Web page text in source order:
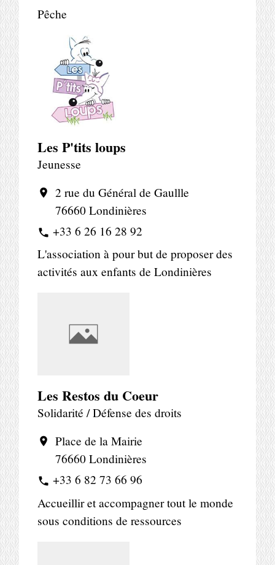
Pêche
Les P'tits loups
Jeunesse
location_on
2 rue du Général de Gaullle
76660 Londinières
phone +33 6 26 16 28 92
L'association à pour but de proposer des
activités aux enfants de Londinières
Les Restos du Coeur
Solidarité / Défense des droits
location_on
Place de la Mairie
76660 Londinières
phone +33 6 82 73 66 96
Accueillir et accompagner tout le monde
sous conditions de ressources